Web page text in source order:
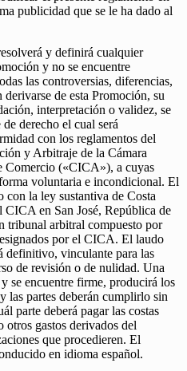
publicidad que se le ha dado al
y definirá cualquier
y no se encuentre
las controversias, diferencias,
de esta Promoción, su
interpretación o validez, se
derecho el cual será
con los reglamentos del
y Arbitraje de la Cámara
Comercio («CICA»), a cuyas
voluntaria e incondicional. El
la ley sustantiva de Costa
en San José, República de
tribunal arbitral compuesto por
por el CICA. El laudo
definitivo, vinculante para las
de revisión o de nulidad. Una
se encuentre firme, producirá los
las partes deberán cumplirlo sin
parte deberá pagar las costas
otros gastos derivados del
que procedieren. El
en idioma español.